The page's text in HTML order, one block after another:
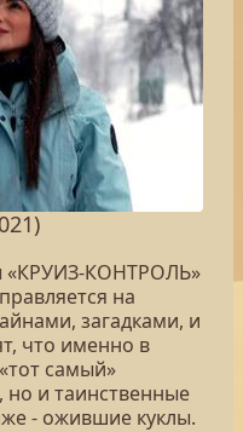
«КРУИЗ-КОНТРОЛЬ»
на
загадками, и
что именно в
самый»
но и таинственные
- ожившие куклы.